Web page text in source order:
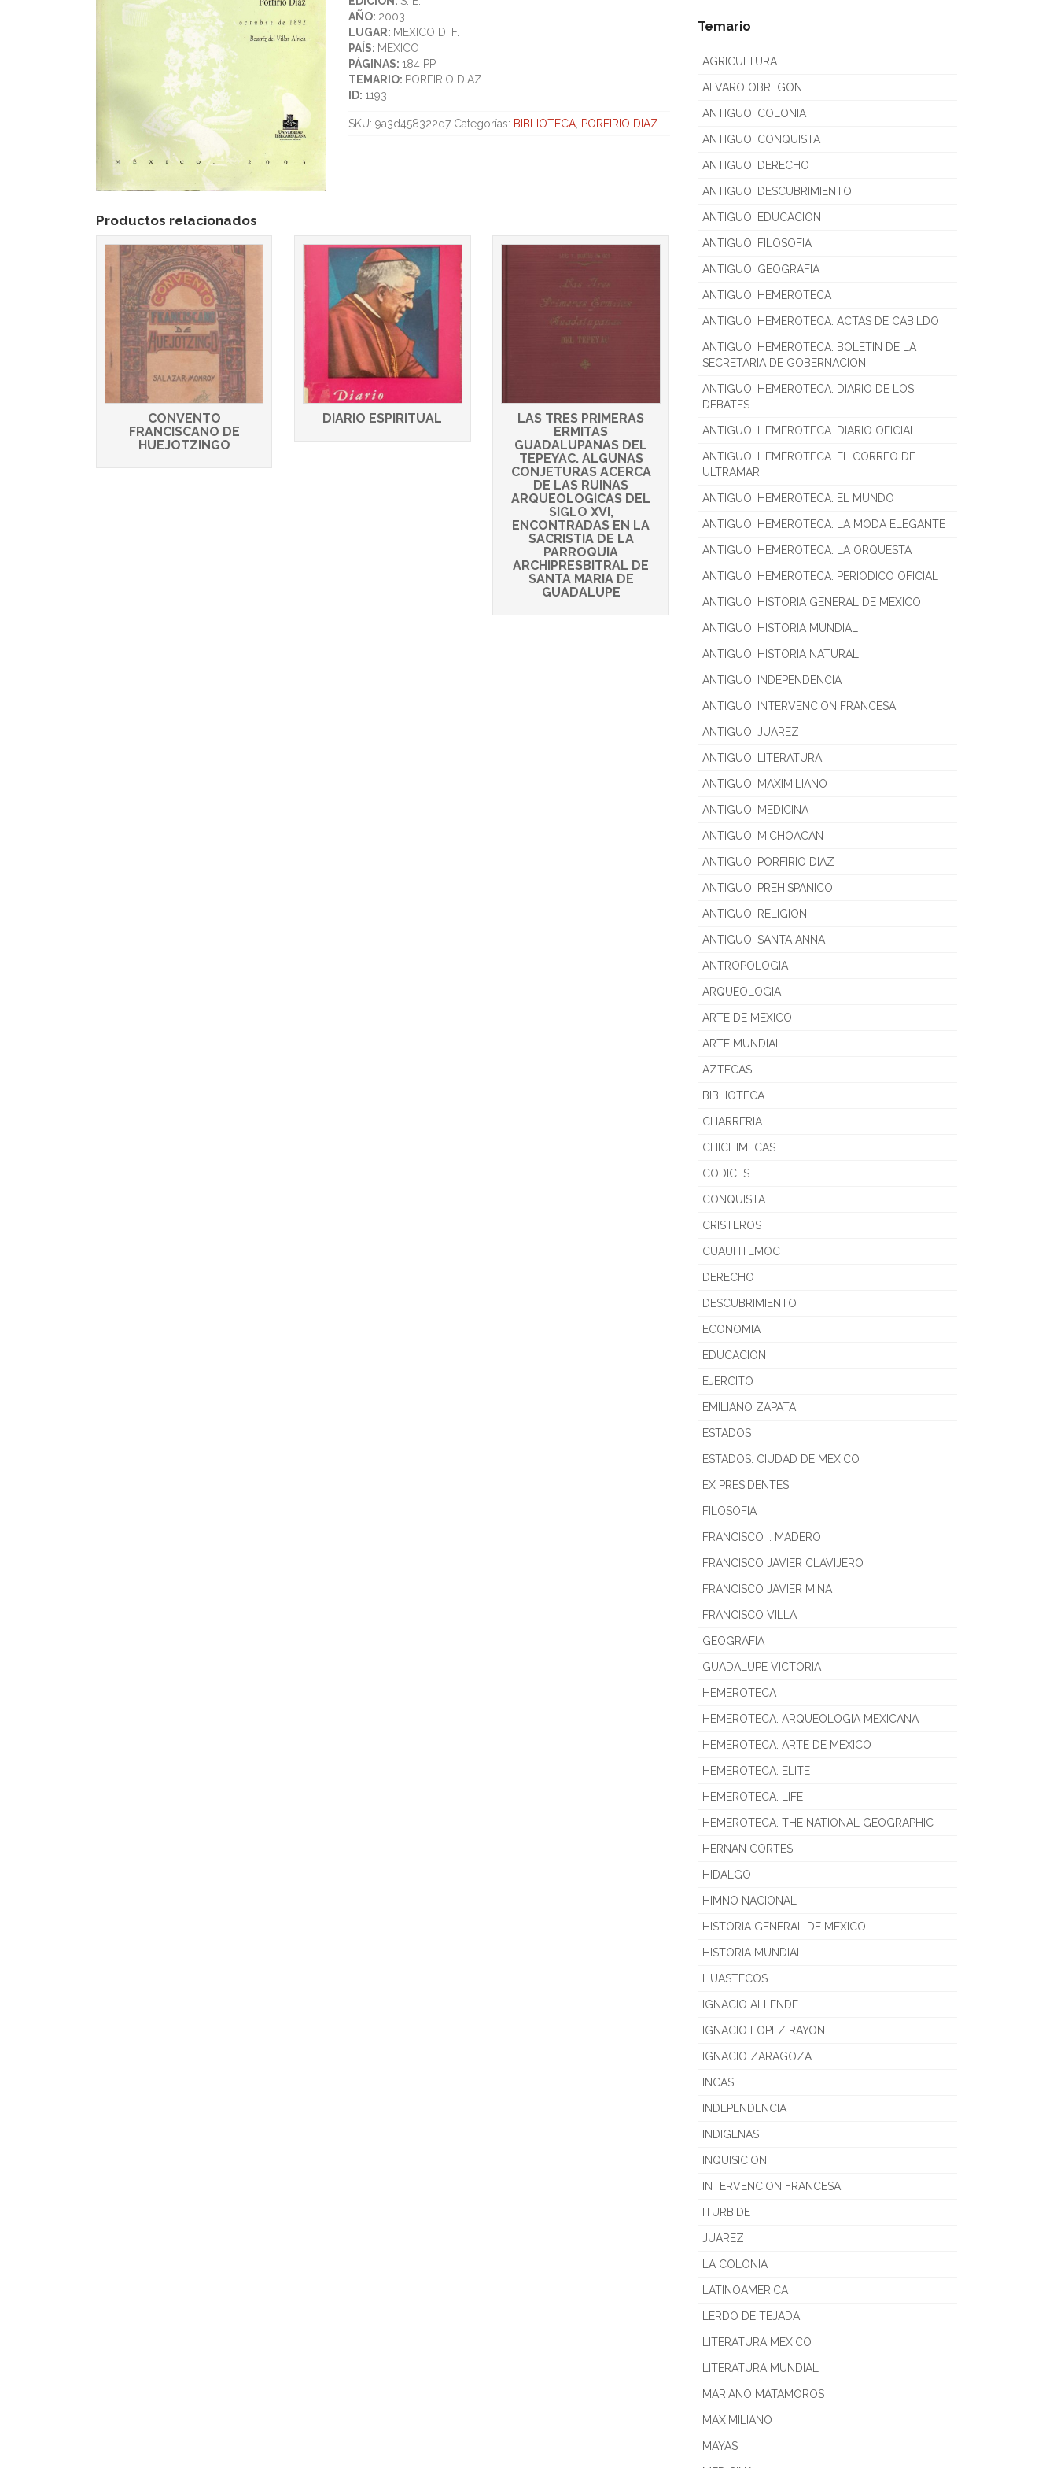
AÑO: 2003
LUGAR: MEXICO D. F.
PAÍS: MEXICO
PÁGINAS:184 PP.
TEMARIO: PORFIRIO DIAZ
ID:1193
SKU:9a3d458322d7 Categorías: BIBLIOTECA PORFIRIO DIAZ
Productos relacionados
CONVENTO
FRANCISCANO DE
HUEJOTZINGO
DIARIO ESPIRITUAL
LAS TRES PRIMERAS
ERMITAS
GUADALUPANAS DEL
TEPEYAC. ALGUNAS
CONJETURAS ACERCA
DE LAS RUINAS
ARQUEOLOGICAS DEL
SIGLO XVI,
ENCONTRADAS EN LA
SACRISTIA DE LA
PARROQUIA
ARCHIPRESBITRAL DE
SANTA MARIA DE
GUADALUPE
Temario
AGRICULTURA
ALVARO OBREGON
ANTIGUO. COLONIA
ANTIGUO. CONQUISTA
ANTIGUO. DERECHO
ANTIGUO. DESCUBRIMIENTO
ANTIGUO. EDUCACION
ANTIGUO. FILOSOFIA
ANTIGUO. GEOGRAFIA
ANTIGUO. HEMEROTECA
ANTIGUO. HEMEROTECA. ACTAS DE CABILDO
ANTIGUO. HEMEROTECA. BOLETIN DE LA
SECRETARIA DE GOBERNACION
ANTIGUO. HEMEROTECA. DIARIO DE LOS
DEBATES
ANTIGUO. HEMEROTECA. DIARIO OFICIAL
ANTIGUO. HEMEROTECA. EL CORREO DE
ULTRAMAR
ANTIGUO. HEMEROTECA. EL MUNDO
ANTIGUO. HEMEROTECA. LA MODA ELEGANTE
ANTIGUO. HEMEROTECA. LA ORQUESTA
ANTIGUO. HEMEROTECA. PERIODICO OFICIAL
ANTIGUO. HISTORIA GENERAL DE MEXICO
ANTIGUO. HISTORIA MUNDIAL
ANTIGUO. HISTORIA NATURAL
ANTIGUO. INDEPENDENCIA
ANTIGUO. INTERVENCION FRANCESA
ANTIGUO. JUAREZ
ANTIGUO. LITERATURA
ANTIGUO. MAXIMILIANO
ANTIGUO. MEDICINA
ANTIGUO. MICHOACAN
ANTIGUO. PORFIRIO DIAZ
ANTIGUO. PREHISPANICO
ANTIGUO. RELIGION
ANTIGUO. SANTA ANNA
ANTROPOLOGIA
ARQUEOLOGIA
ARTE DE MEXICO
ARTE MUNDIAL
AZTECAS
BIBLIOTECA
CHARRERIA
CHICHIMECAS
CODICES
CONQUISTA
CRISTEROS
CUAUHTEMOC
DERECHO
DESCUBRIMIENTO
ECONOMIA
EDUCACION
EJERCITO
EMILIANO ZAPATA
ESTADOS
ESTADOS. CIUDAD DE MEXICO
EX PRESIDENTES
FILOSOFIA
FRANCISCO I. MADERO
FRANCISCO JAVIER CLAVIJERO
FRANCISCO JAVIER MINA
FRANCISCO VILLA
GEOGRAFIA
GUADALUPE VICTORIA
HEMEROTECA
HEMEROTECA. ARQUEOLOGIA MEXICANA
HEMEROTECA. ARTE DE MEXICO
HEMEROTECA. ELITE
HEMEROTECA. LIFE
HEMEROTECA. THE NATIONAL GEOGRAPHIC
HERNAN CORTES
HIDALGO
HIMNO NACIONAL
HISTORIA GENERAL DE MEXICO
HISTORIA MUNDIAL
HUASTECOS
IGNACIO ALLENDE
IGNACIO LOPEZ RAYON
IGNACIO ZARAGOZA
INCAS
INDEPENDENCIA
INDIGENAS
INQUISICION
INTERVENCION FRANCESA
ITURBIDE
JUAREZ
LA COLONIA
LATINOAMERICA
LERDO DE TEJADA
LITERATURA MEXICO
LITERATURA MUNDIAL
MARIANO MATAMOROS
MAXIMILIANO
MAYAS